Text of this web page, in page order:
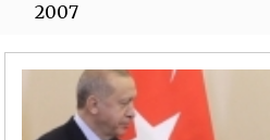
2007
2006